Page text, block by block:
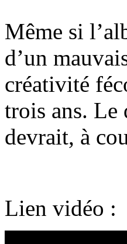
Même si
d’un
créativité
trois ans. Le
devrait, à
Lien vidéo :